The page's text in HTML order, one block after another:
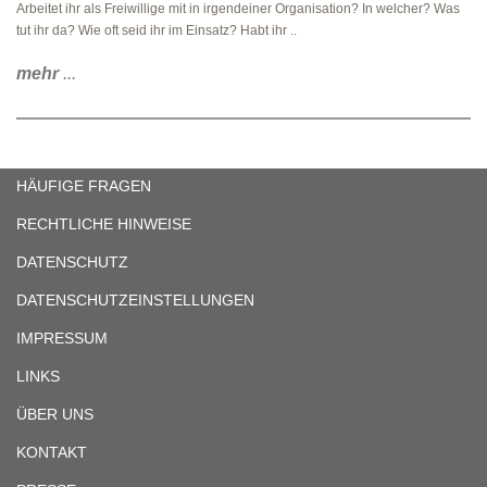
Arbeitet ihr als Freiwillige mit in irgendeiner Organisation? In welcher? Was
tut ihr da? Wie oft seid ihr im Einsatz? Habt ihr ..
mehr...
HÄUFIGE FRAGEN
RECHTLICHE HINWEISE
DATENSCHUTZ
DATENSCHUTZEINSTELLUNGEN
IMPRESSUM
LINKS
ÜBER UNS
KONTAKT